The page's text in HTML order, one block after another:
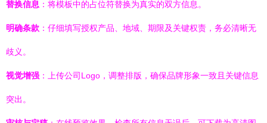
替换信息 ：将模板中的占位符替换为真实的双方信息。
明确条款 ：仔细填写授权产品、地域、期限及关键权责，务必清晰无
歧义。
视觉增强 ：上传公司Logo，调整排版，确保品牌形象一致且关键信息
突出。